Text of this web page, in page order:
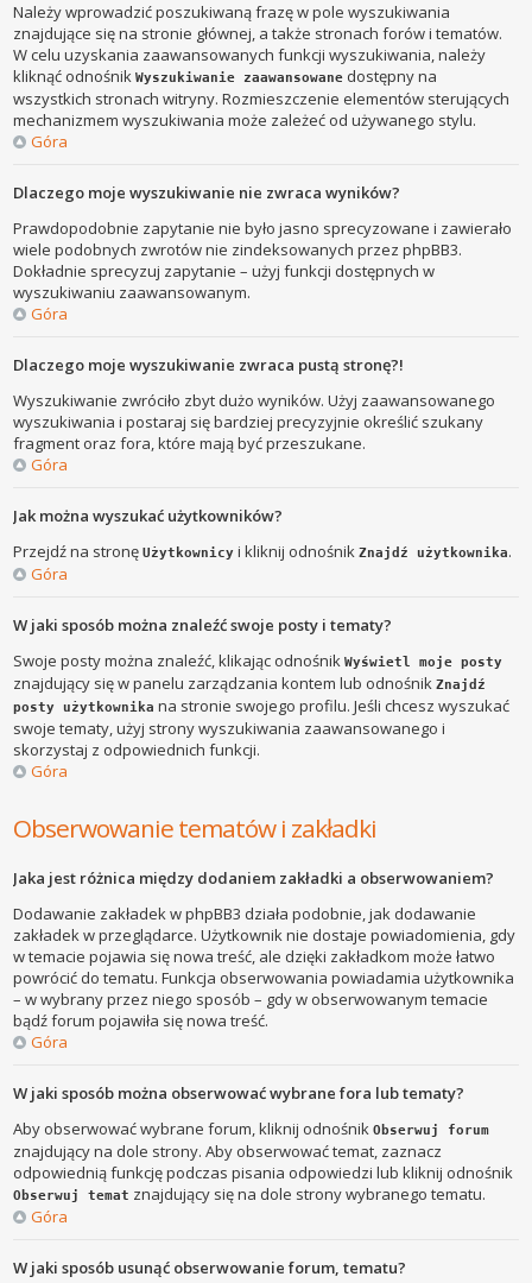
Należy wprowadzić poszukiwaną frazę w pole wyszukiwania
znajdujące się na stronie głównej, a także stronach forów i tematów.
W celu uzyskania zaawansowanych funkcji wyszukiwania, należy
kliknąć odnośnikWyszukiwanie zaawansowane dostępny na
wszystkich stronach witryny. Rozmieszczenie elementów sterujących
mechanizmem wyszukiwania może zależeć od używanego stylu.
Góra
Dlaczego moje wyszukiwanie nie zwraca wyników?
Prawdopodobnie zapytanie nie było jasno sprecyzowane i zawierało
wiele podobnych zwrotów nie zindeksowanych przez phpBB3.
Dokładnie sprecyzuj zapytanie – użyj funkcji dostępnych w
wyszukiwaniu zaawansowanym.
Góra
Dlaczego moje wyszukiwanie zwraca pustą stronę?!
Wyszukiwanie zwróciło zbyt dużo wyników. Użyj zaawansowanego
wyszukiwania i postaraj się bardziej precyzyjnie określić szukany
fragment oraz fora, które mają być przeszukane.
Góra
Jak można wyszukać użytkowników?
Przejdź na stronęUżytkownicy i kliknij odnośnikZnajdź użytkownika.
Góra
W jaki sposób można znaleźć swoje posty i tematy?
Swoje posty można znaleźć, klikając odnośnikWyświetl moje posty
znajdujący się w panelu zarządzania kontem lub odnośnikZnajdź
posty użytkownika na stronie swojego profilu. Jeśli chcesz wyszukać
swoje tematy, użyj strony wyszukiwania zaawansowanego i
skorzystaj z odpowiednich funkcji.
Góra
Obserwowanie tematów i zakładki
Jaka jest różnica między dodaniem zakładki a obserwowaniem?
Dodawanie zakładek w phpBB3 działa podobnie, jak dodawanie
zakładek w przeglądarce. Użytkownik nie dostaje powiadomienia, gdy
w temacie pojawia się nowa treść, ale dzięki zakładkom może łatwo
powrócić do tematu. Funkcja obserwowania powiadamia użytkownika
– w wybrany przez niego sposób – gdy w obserwowanym temacie
bądź forum pojawiła się nowa treść.
Góra
W jaki sposób można obserwować wybrane fora lub tematy?
Aby obserwować wybrane forum, kliknij odnośnikObserwuj forum
znajdujący na dole strony. Aby obserwować temat, zaznacz
odpowiednią funkcję podczas pisania odpowiedzi lub kliknij odnośnik
Obserwuj temat znajdujący się na dole strony wybranego tematu.
Góra
W jaki sposób usunąć obserwowanie forum, tematu?